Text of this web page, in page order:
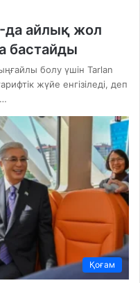
да айлық жол
бастайды
болу үшін Tarlan
жүйе енгізіледі, деп
Қоғам